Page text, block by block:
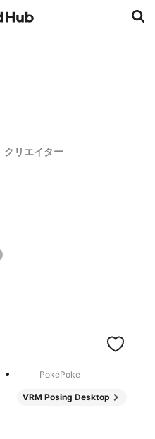
クリエイター
PokePoke
VRM Posing Desktop